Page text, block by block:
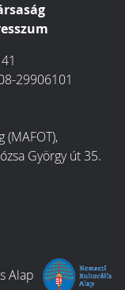
29906101
(MAFOT),
György út 35.
Alap